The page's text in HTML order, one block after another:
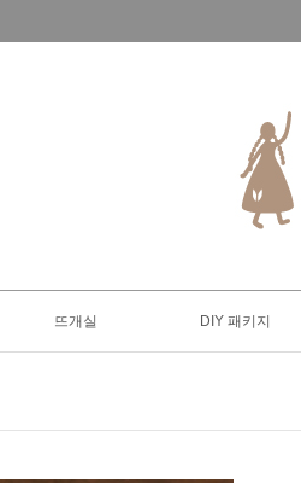
뜨개실 DIY 패키지